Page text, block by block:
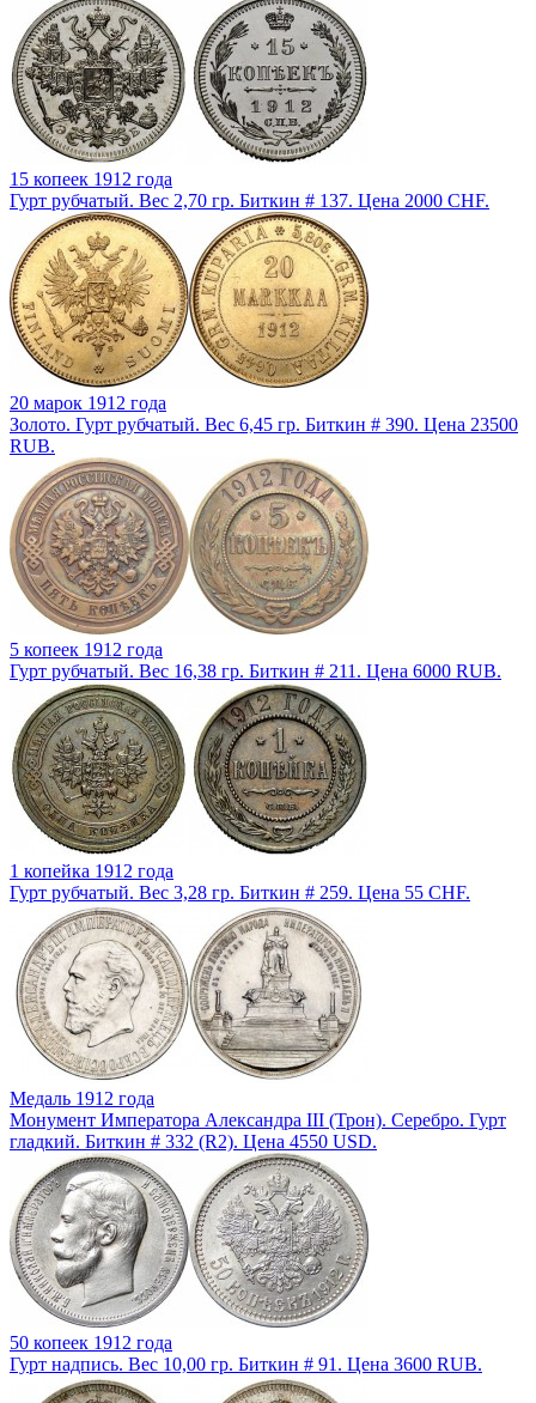
15 копеек 1912 года
Гурт рубчатый. Вес 2,70 гр. Биткин # 137. Цена 2000 CHF.
20 марок 1912 года
Золото. Гурт рубчатый. Вес 6,45 гр. Биткин # 390. Цена 23500
RUB.
5 копеек 1912 года
Гурт рубчатый. Вес 16,38 гр. Биткин # 211. Цена 6000 RUB.
1 копейка 1912 года
Гурт рубчатый. Вес 3,28 гр. Биткин # 259. Цена 55 CHF.
Медаль 1912 года
Монумент Императора Александра III (Трон). Серебро. Гурт
гладкий. Биткин # 332 (R2). Цена 4550 USD.
50 копеек 1912 года
Гурт надпись. Вес 10,00 гр. Биткин # 91. Цена 3600 RUB.